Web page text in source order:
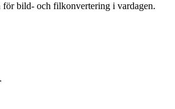
bild- och filkonvertering i vardagen.